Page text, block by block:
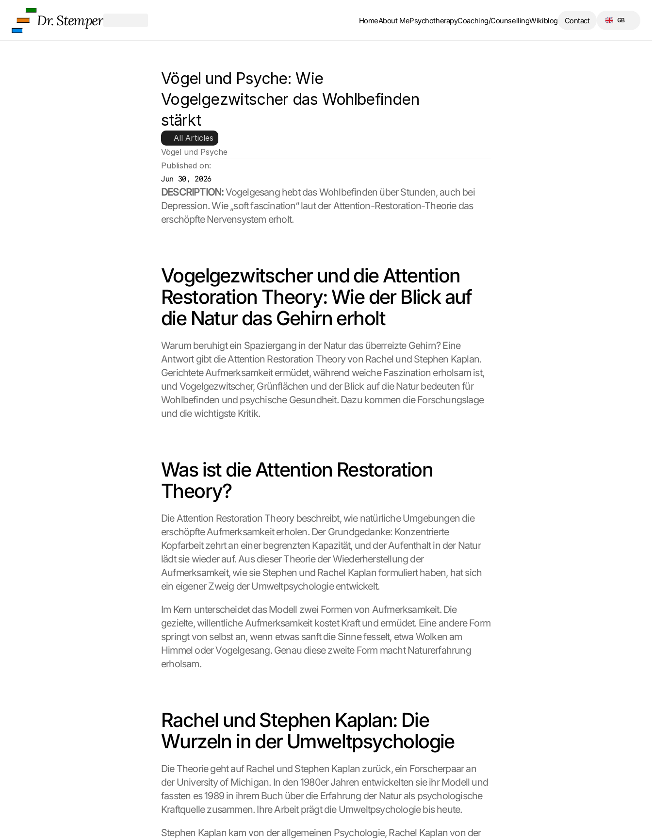
Vögel und Psyche: Wie
Vogelgezwitscher das Wohlbefinden
stärkt
All Articles
Vögel und Psyche
Published on:
Jun 30, 2026
DESCRIPTION: Vogelgesang hebt das Wohlbefinden über Stunden, auch bei
Depression. Wie „soft fascination“ laut der Attention-Restoration-Theorie das
erschöpfte Nervensystem erholt.
Vogelgezwitscher und die Attention
Restoration Theory: Wie der Blick auf
die Natur das Gehirn erholt
Warum beruhigt ein Spaziergang in der Natur das überreizte Gehirn? Eine
Antwort gibt die Attention Restoration Theory von Rachel und Stephen Kaplan.
Gerichtete Aufmerksamkeit ermüdet, während weiche Faszination erholsam ist,
und Vogelgezwitscher, Grünflächen und der Blick auf die Natur bedeuten für
Wohlbefinden und psychische Gesundheit. Dazu kommen die Forschungslage
und die wichtigste Kritik.
Was ist die Attention Restoration
Theory?
Die Attention Restoration Theory beschreibt, wie natürliche Umgebungen die
erschöpfte Aufmerksamkeit erholen. Der Grundgedanke: Konzentrierte
Kopfarbeit zehrt an einer begrenzten Kapazität, und der Aufenthalt in der Natur
lädt sie wieder auf. Aus dieser Theorie der Wiederherstellung der
Aufmerksamkeit, wie sie Stephen und Rachel Kaplan formuliert haben, hat sich
ein eigener Zweig der Umweltpsychologie entwickelt.
Im Kern unterscheidet das Modell zwei Formen von Aufmerksamkeit. Die
gezielte, willentliche Aufmerksamkeit kostet Kraft und ermüdet. Eine andere Form
springt von selbst an, wenn etwas sanft die Sinne fesselt, etwa Wolken am
Himmel oder Vogelgesang. Genau diese zweite Form macht Naturerfahrung
erholsam.
Rachel und Stephen Kaplan: Die
Wurzeln in der Umweltpsychologie
Die Theorie geht auf Rachel und Stephen Kaplan zurück, ein Forscherpaar an
der University of Michigan. In den 1980er Jahren entwickelten sie ihr Modell und
fassten es 1989 in ihrem Buch über die Erfahrung der Natur als psychologische
Kraftquelle zusammen. Ihre Arbeit prägt die Umweltpsychologie bis heute.
Stephen Kaplan kam von der allgemeinen Psychologie, Rachel Kaplan von der
Dr. Stemper HomeAbout MePsychotherapyCoaching/CounsellingWikiblog Contact GB